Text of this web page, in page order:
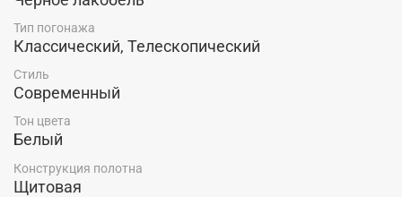
Тип погонажа
Классический, Телескопический
Стиль
Современный
Тон цвета
Белый
Конструкция полотна
Щитовая